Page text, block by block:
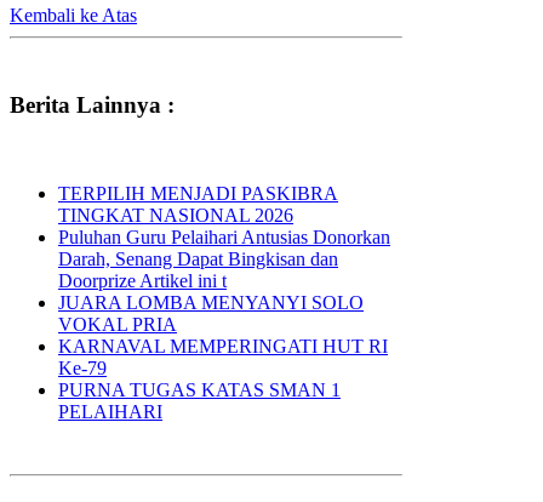
Kembali ke Atas
Berita Lainnya :
TERPILIH MENJADI PASKIBRA
TINGKAT NASIONAL 2026
Puluhan Guru Pelaihari Antusias Donorkan
Darah, Senang Dapat Bingkisan dan
Doorprize Artikel ini t
JUARA LOMBA MENYANYI SOLO
VOKAL PRIA
KARNAVAL MEMPERINGATI HUT RI
Ke-79
PURNA TUGAS KATAS SMAN 1
PELAIHARI